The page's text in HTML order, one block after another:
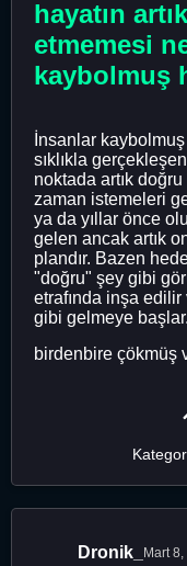
hayatın
etmemesi
kaybolmuş
İnsanlar
sıklıkla
noktada artık
zaman istemeleri
ya da yıllar önce
gelen ancak artık
plandır. Bazen
"doğru" şey gibi
etrafında inşa
gibi gelmeye
birdenbire çökmüş
Dronik_ Mart